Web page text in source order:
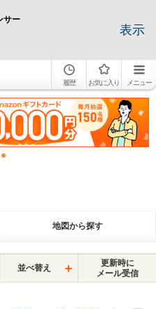
サー
表示
履歴 お気に入り メニュー
地図から探す
並べ替え
更新時に
メール受信